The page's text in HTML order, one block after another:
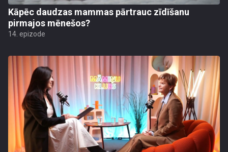
Kāpēc daudzas mammas pārtrauc zīdīšanu
pirmajos mēnešos?
14. epizode